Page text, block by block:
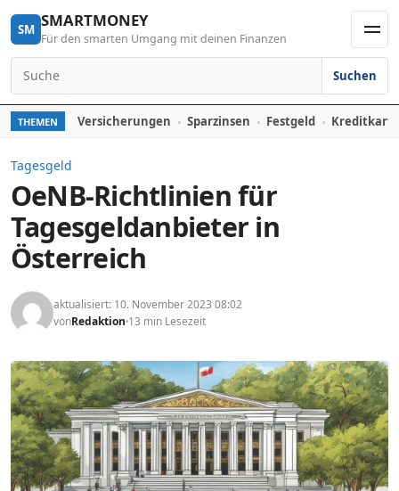
Skip to content
SM SMARTMONEY
Für den smarten Umgang mit deinen Finanzen
Search for:
Suchen
THEMEN Versicherungen Sparzinsen Festgeld
Tagesgeld
OeNB-Richtlinien für
Tagesgeldanbieter in
Österreich
aktualisiert: 10. November 2023 08:02
vonRedaktion 13 min Lesezeit